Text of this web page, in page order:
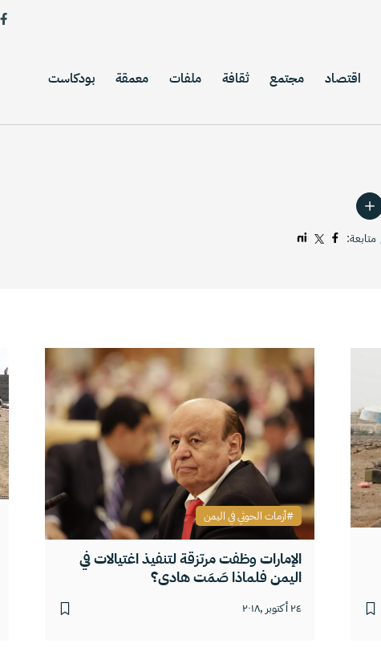
اقتصاد مجتمع ثقافة ملفات معمقة بودكاست
متابعة:
الإمارات وظفت مرتزقة لتنفيذ اغتيالات في
اليمن فلماذا صَمَت هادي؟
٢٤ أكتوبر ,٢٠١٨
أزمات الحوثي في اليمن